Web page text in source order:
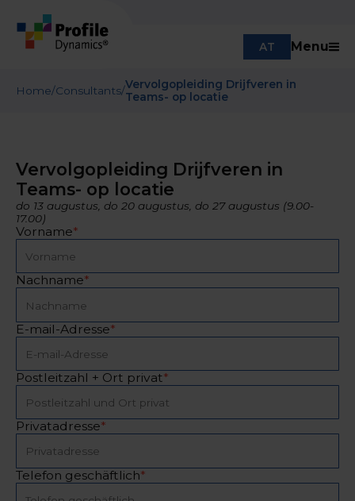
AT Menu
Home/Consultants/Vervolgopleiding Drijfveren in
Teams- op locatie
Vervolgopleiding Drijfveren in
Teams- op locatie
do 13 augustus, do 20 augustus, do 27 augustus (9.00-
17.00)
Vorname*
Nachname*
E-mail-Adresse*
Postleitzahl + Ort privat*
Privatadresse*
Telefon geschäftlich*